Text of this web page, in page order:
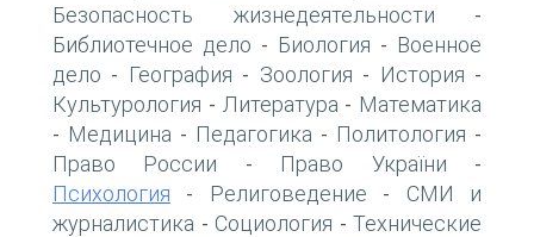
Безопасность жизнедеятельности -
Библиотечное дело - Биология - Военное
дело - География - Зоология - История -
Культурология - Литература - Математика
- Медицина - Педагогика - Политология -
Право России - Право України -
Психология - Религоведение - СМИ и
журналистика - Социология - Технические